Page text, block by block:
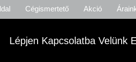
Cégismertető Akció
Lépjen Kapcsolatba Velünk